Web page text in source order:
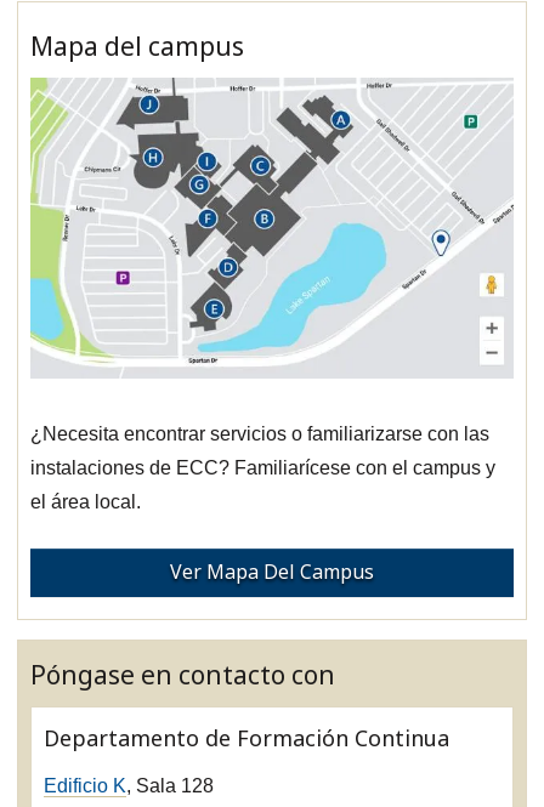
Mapa del campus
¿Necesita encontrar servicios o familiarizarse con las
instalaciones de ECC? Familiarícese con el campus y
el área local.
Ver Mapa Del Campus
Póngase en contacto con
Departamento de Formación Continua
Edificio K, Sala 128